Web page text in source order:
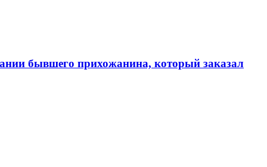
бывшего прихожанина, который заказал